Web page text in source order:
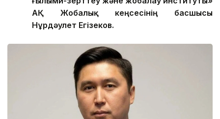
АҚ Жобалық кеңсесінің басшысы
Нұрдәулет Егізеков.